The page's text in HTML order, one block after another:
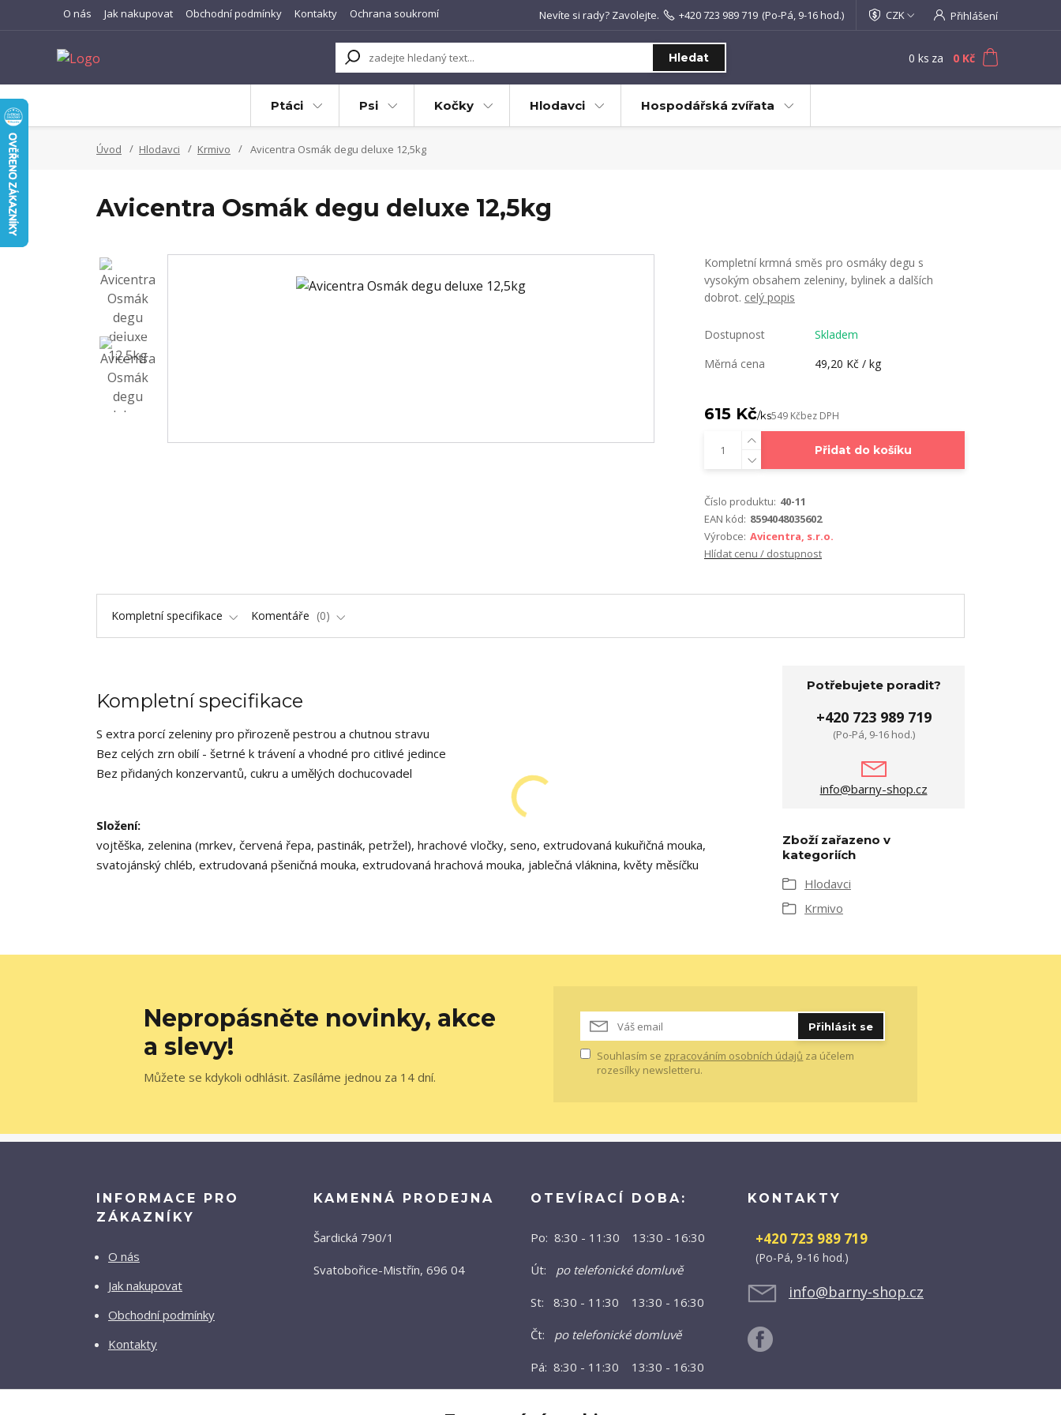
O nás Jak nakupovat Obchodní podmínky Kontakty Ochrana soukromí CZK Přihlášení
Hledat
Nevíte si rady? Zavolejte. +420 723 989 719 (Po-Pá, 9-16 hod.)
0 ks za 0 Kč
Ptáci Psi Kočky Hlodavci Hospodářská zvířata
Úvod Hlodavci Krmivo Avicentra Osmák degu deluxe 12,5kg
Avicentra Osmák degu deluxe 12,5kg
Kompletní krmná směs pro osmáky degu s
vysokým obsahem zeleniny, bylinek a dalších
dobrot. celý popis
Dostupnost
Skladem
Měrná cena
49,20 Kč / kg
615 Kč/ks549 Kčbez DPH
Přidat do košíku
Číslo produktu: 40-11
EAN kód: 8594048035602
Výrobce: Avicentra, s.r.o.
Hlídat cenu / dostupnost
Kompletní specifikace Komentáře 0
Kompletní specifikace
S extra porcí zeleniny pro přirozeně pestrou a chutnou stravu
Bez celých zrn obilí - šetrné k trávení a vhodné pro citlivé jedince
Bez přidaných konzervantů, cukru a umělých dochucovadel
Složení:
vojtěška, zelenina (mrkev, červená řepa, pastinák, petržel), hrachové vločky, seno, extrudovaná kukuřičná mouka,
svatojánský chléb, extrudovaná pšeničná mouka, extrudovaná hrachová mouka, jablečná vláknina, květy měsíčku
Potřebujete poradit?
+420 723 989 719
(Po-Pá, 9-16 hod.)
info@barny-shop.cz
Zboží zařazeno v
kategoriích
Hlodavci
Krmivo
Nepropásněte novinky, akce
a slevy!
Můžete se kdykoli odhlásit. Zasíláme jednou za 14 dní.
Přihlásit se
Souhlasím se zpracováním osobních údajů za účelem
rozesílky newsletteru.
INFORMACE PRO
ZÁKAZNÍKY
O nás
Jak nakupovat
Obchodní podmínky
Kontakty
KAMENNÁ PRODEJNA
Šardická 790/1
Svatobořice-Mistřín, 696 04
OTEVÍRACÍ DOBA:
Po: 8:30 - 11:30 13:30 - 16:30
Út: po telefonické domluvě
St: 8:30 - 11:30 13:30 - 16:30
Čt: po telefonické domluvě
Pá: 8:30 - 11:30 13:30 - 16:30
KONTAKTY
+420 723 989 719
(Po-Pá, 9-16 hod.)
info@barny-shop.cz